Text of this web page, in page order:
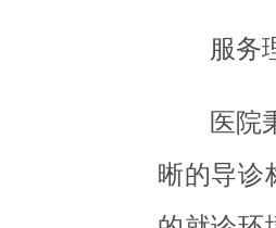
服务
医院
晰的导诊